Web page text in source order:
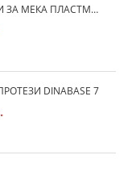
КАРТУШИ ПРАЗНИ ЗА МЕКА ПЛАСТМАСА
DINABASE 7